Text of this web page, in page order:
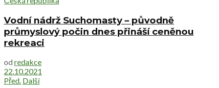
Vodní nádrž Suchomasty – původně
průmyslový počin dnes přináší ceněnou
rekreaci
od redakce
22.10.2021
Před. Další